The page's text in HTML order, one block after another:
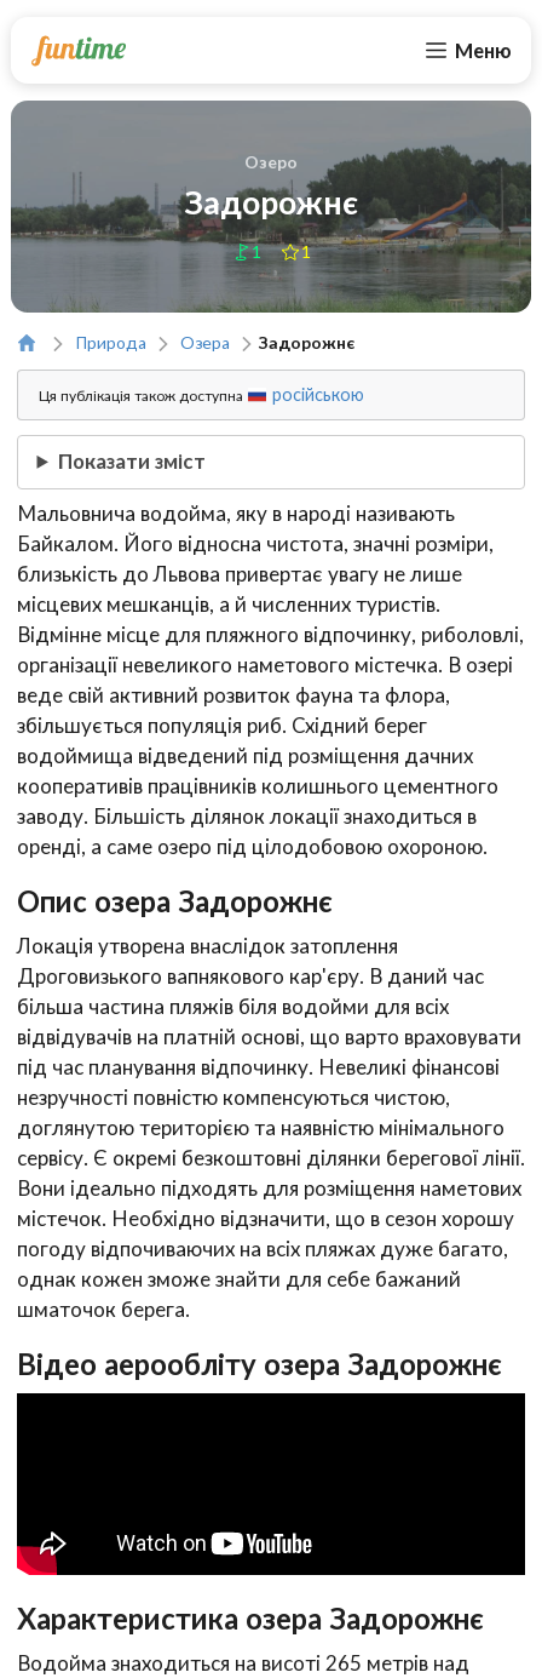
Меню
Озеро
Задорожнє
1 1
Природа Озера Задорожнє
Ця публікація також доступна російською
Показати зміст
Мальовнича водойма, яку в народі називають
Байкалом. Його відносна чистота, значні розміри,
близькість до Львова привертає увагу не лише
місцевих мешканців, а й численних туристів.
Відмінне місце для пляжного відпочинку, риболовлі,
організації невеликого наметового містечка. В озері
веде свій активний розвиток фауна та флора,
збільшується популяція риб. Східний берег
водоймища відведений під розміщення дачних
кооперативів працівників колишнього цементного
заводу. Більшість ділянок локації знаходиться в
оренді, а саме озеро під цілодобовою охороною.
Опис озера Задорожнє
Локація утворена внаслідок затоплення
Дроговизького вапнякового кар'єру. В даний час
більша частина пляжів біля водойми для всіх
відвідувачів на платній основі, що варто враховувати
під час планування відпочинку. Невеликі фінансові
незручності повністю компенсуються чистою,
доглянутою територією та наявністю мінімального
сервісу. Є окремі безкоштовні ділянки берегової лінії.
Вони ідеально підходять для розміщення наметових
містечок. Необхідно відзначити, що в сезон хорошу
погоду відпочиваючих на всіх пляжах дуже багато,
однак кожен зможе знайти для себе бажаний
шматочок берега.
Відео аерообліту озера Задорожнє
Характеристика озера Задорожнє
Водойма знаходиться на висоті 265 метрів над